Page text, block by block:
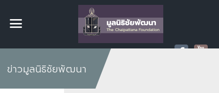
ข่าวมูลนิธิชัยพัฒนา